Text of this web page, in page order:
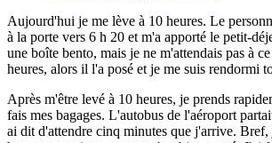
Aujourd'hui je me lève à 10 heures. Le
à la porte vers 6 h 20 et m'a apporté le petit-
une boîte bento, mais je ne m'attendais pas à
heures, alors il l'a posé et je me suis rendormi
Après m'être levé à 10 heures, je prends
fais mes bagages. L'autobus de l'aéroport
ai dit d'attendre cinq minutes que j'arrive.